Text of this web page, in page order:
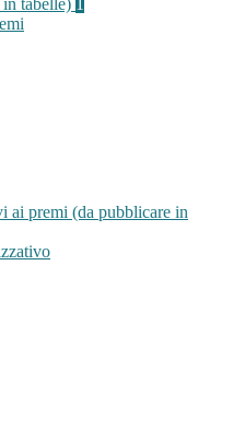
tabelle)
ai premi (da pubblicare in